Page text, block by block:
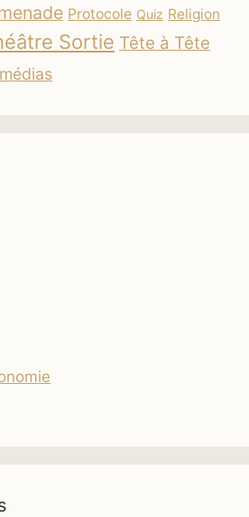
Protocole Quiz Religion
Sortie Tête à Tête